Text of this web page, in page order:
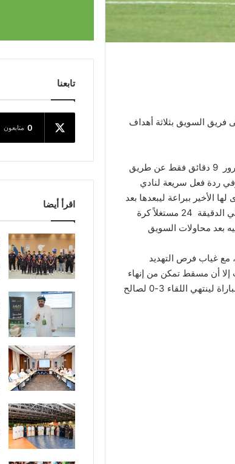
للناشئين تحت 15 سنة بعد تفوقه على فريق السويق بثلاثة أهداف
بداية الشوط الأول كانت قوية من جانب مسقط الذي استطاع أن يسجل هدف مبكر بعد مرور 9 دقائق فقط عن طريق
ردة فعل سريعة لنادي
الأخير ببراعة ليبعدها بعد
ذلك الدفاع، ليتمكن بعد ذلك مسقط من إضافة الهدف الثاني عن طريق عيسى الناعبي في الدقيقة 24 مستغلاً كرة
بعد محاولات السويق
مع غياب فرص التهديد
إلا أن مسقط تمكن من إنهاء
المباراة وذلك بعد أن سجل نبراس المعشري الهدف الثالث في الوقت بدل الضائع من المباراة لينتهي اللقاء 3-0 لصالح
تابعنا
0 متابعون
اقرأ أيضا